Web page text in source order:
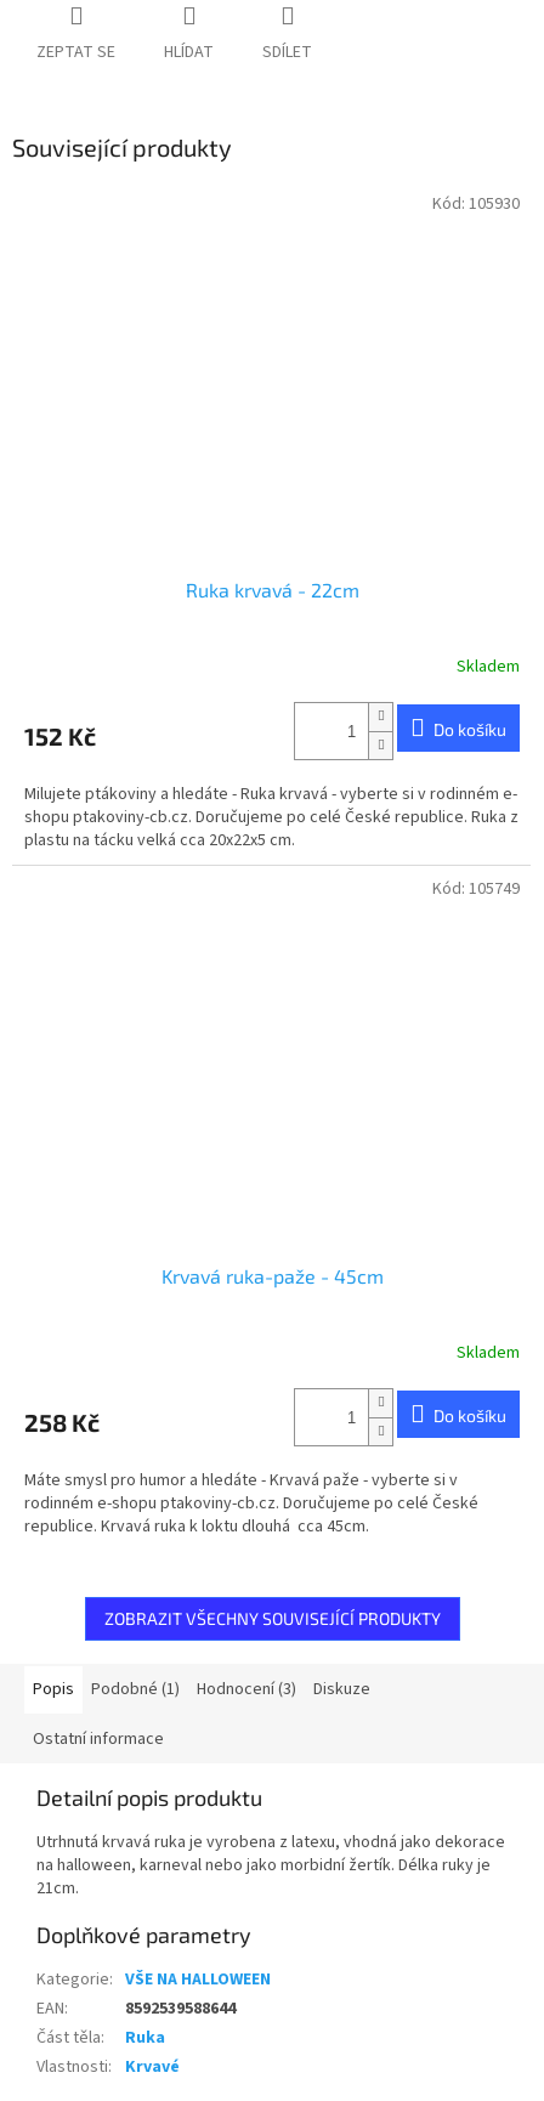
ZEPTAT SE HLÍDAT SDÍLET
Související produkty
Ruka krvavá - 22cm
Skladem
152 Kč Do košíku
Milujete ptákoviny a hledáte - Ruka krvavá - vyberte si v rodinném e-
shopu ptakoviny-cb.cz. Doručujeme po celé České republice. Ruka z
plastu na tácku velká cca 20x22x5 cm.
Kód: 105930
Krvavá ruka-paže - 45cm
Skladem
258 Kč Do košíku
Máte smysl pro humor a hledáte - Krvavá paže - vyberte si v
rodinném e-shopu ptakoviny-cb.cz. Doručujeme po celé České
republice. Krvavá ruka k loktu dlouhá cca 45cm.
Kód: 105749
ZOBRAZIT VŠECHNY SOUVISEJÍCÍ PRODUKTY
Popis Podobné (1) Hodnocení (3) Diskuze
Ostatní informace
Detailní popis produktu
Utrhnutá krvavá ruka je vyrobena z latexu, vhodná jako dekorace
na halloween, karneval nebo jako morbidní žertík. Délka ruky je
21cm.
Doplňkové parametry
Kategorie: VŠE NA HALLOWEEN
EAN:
8592539588644
Část těla:
Ruka
Vlastnosti: Krvavé